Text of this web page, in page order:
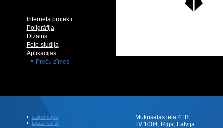
Interneta projekti
Poligrāfija
Dizains
Foto-studija
Aplikācijas
Preču zīmes
sākumlapa
lapas karte
Mūkusalas iela 41B
LV 1004, Rīga, Latvija